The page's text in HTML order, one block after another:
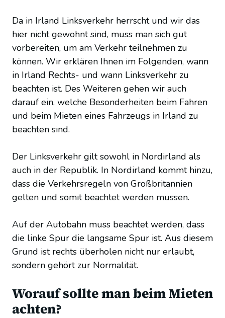
Da in Irland Linksverkehr herrscht und wir das
hier nicht gewohnt sind, muss man sich gut
vorbereiten, um am Verkehr teilnehmen zu
können. Wir erklären Ihnen im Folgenden, wann
in Irland Rechts- und wann Linksverkehr zu
beachten ist. Des Weiteren gehen wir auch
darauf ein, welche Besonderheiten beim Fahren
und beim Mieten eines Fahrzeugs in Irland zu
beachten sind.
Der Linksverkehr gilt sowohl in Nordirland als
auch in der Republik. In Nordirland kommt hinzu,
dass die Verkehrsregeln von Großbritannien
gelten und somit beachtet werden müssen.
Auf der Autobahn muss beachtet werden, dass
die linke Spur die langsame Spur ist. Aus diesem
Grund ist rechts überholen nicht nur erlaubt,
sondern gehört zur Normalität.
Worauf sollte man beim Mieten
achten?